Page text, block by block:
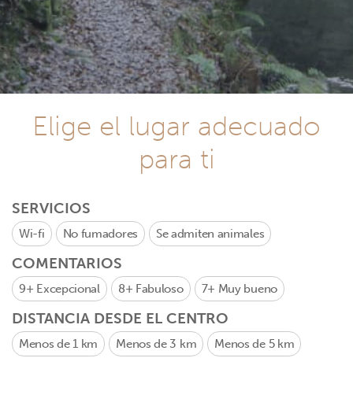
Elige el lugar adecuado
para ti
SERVICIOS
Wi-fi No fumadores Se admiten animales
COMENTARIOS
9+ Excepcional 8+ Fabuloso 7+ Muy bueno
DISTANCIA DESDE EL CENTRO
Menos de 1 km Menos de 3 km Menos de 5 km